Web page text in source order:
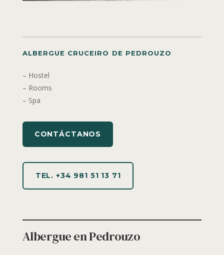
ALBERGUE CRUCEIRO DE PEDROUZO
– Hostel
– Rooms
– Spa
CONTÁCTANOS
TEL. +34 981 51 13 71
Albergue en Pedrouzo